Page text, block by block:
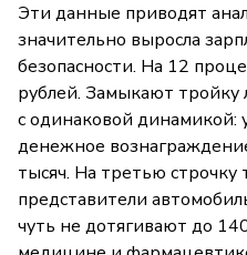
Эти данные приводят
значительно выросла
безопасности. На 12
рублей. Замыкают тройку
с одинаковой динамикой:
денежное
тысяч. На третью строчку
представители
чуть не дотягивают до